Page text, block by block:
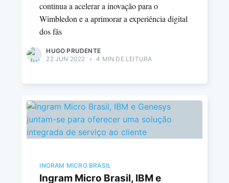
continua a acelerar a inovação para o
Wimbledon e a aprimorar a experiência digital
dos fãs
HUGO PRUDENTE
22 JUN 2022 • 4 MIN DE LEITURA
INGRAM MICRO BRASIL
Ingram Micro Brasil, IBM e